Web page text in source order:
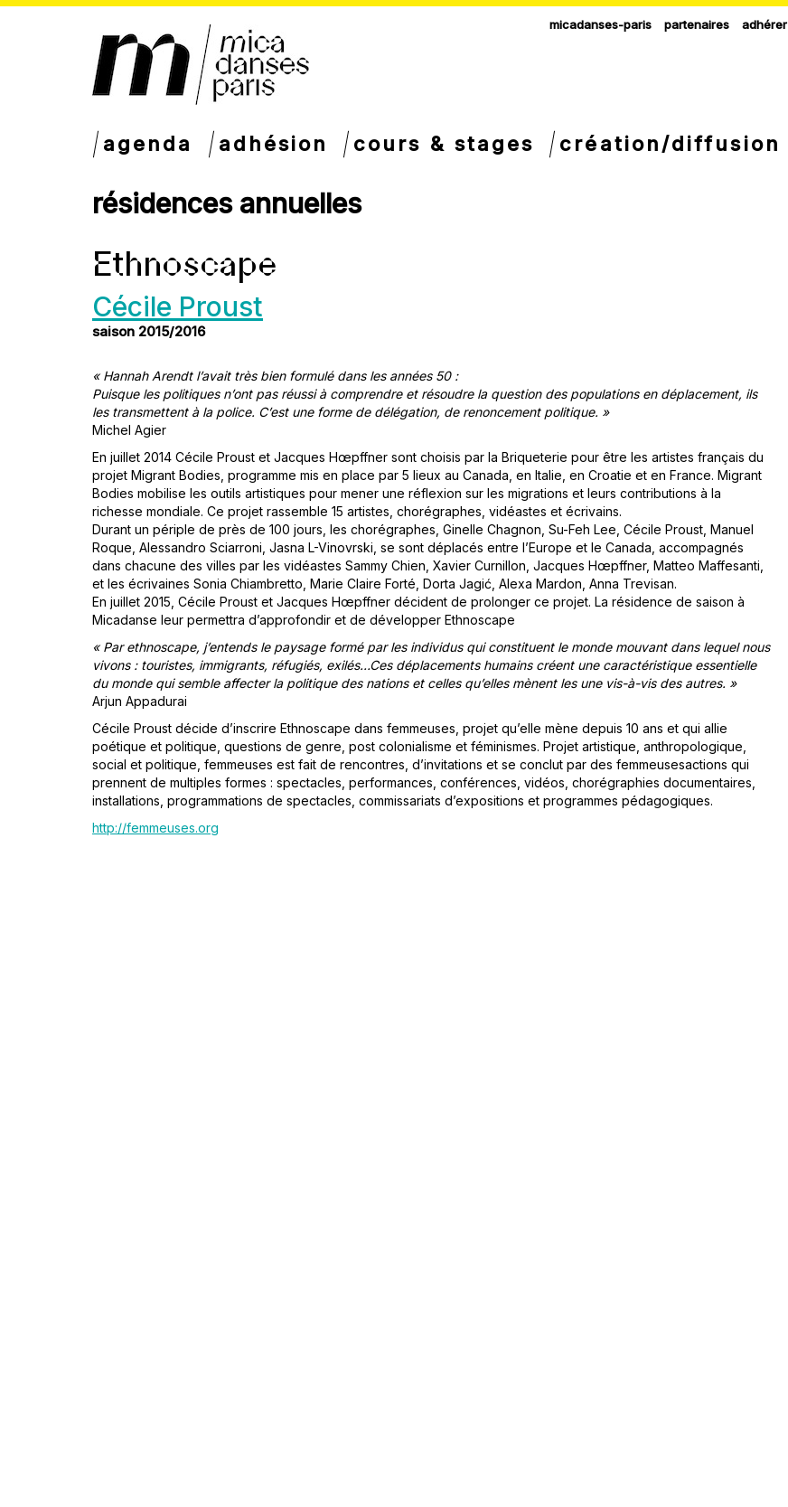
micadanses-paris partenaires adhérer
agenda adhésion cours & stages création/diffusion
résidences annuelles
Ethnoscape
Cécile Proust
saison 2015/2016
« Hannah Arendt l’avait très bien formulé dans les années 50 :
Puisque les politiques n’ont pas réussi à comprendre et résoudre la question des populations en déplacement, ils
les transmettent à la police. C’est une forme de délégation, de renoncement politique. »
Michel Agier
En juillet 2014 Cécile Proust et Jacques Hœpffner sont choisis par la Briqueterie pour être les artistes français du
projet Migrant Bodies, programme mis en place par 5 lieux au Canada, en Italie, en Croatie et en France. Migrant
Bodies mobilise les outils artistiques pour mener une réflexion sur les migrations et leurs contributions à la
richesse mondiale. Ce projet rassemble 15 artistes, chorégraphes, vidéastes et écrivains.
Durant un périple de près de 100 jours, les chorégraphes, Ginelle Chagnon, Su-Feh Lee, Cécile Proust, Manuel
Roque, Alessandro Sciarroni, Jasna L-Vinovrski, se sont déplacés entre l’Europe et le Canada, accompagnés
dans chacune des villes par les vidéastes Sammy Chien, Xavier Curnillon, Jacques Hœpffner, Matteo Maffesanti,
et les écrivaines Sonia Chiambretto, Marie Claire Forté, Dorta Jagić, Alexa Mardon, Anna Trevisan.
En juillet 2015, Cécile Proust et Jacques Hœpffner décident de prolonger ce projet. La résidence de saison à
Micadanse leur permettra d’approfondir et de développer Ethnoscape
« Par ethnoscape, j’entends le paysage formé par les individus qui constituent le monde mouvant dans lequel nous
vivons : touristes, immigrants, réfugiés, exilés…Ces déplacements humains créent une caractéristique essentielle
du monde qui semble affecter la politique des nations et celles qu’elles mènent les une vis-à-vis des autres. »
Arjun Appadurai
Cécile Proust décide d’inscrire Ethnoscape dans femmeuses, projet qu’elle mène depuis 10 ans et qui allie
poétique et politique, questions de genre, post colonialisme et féminismes. Projet artistique, anthropologique,
social et politique, femmeuses est fait de rencontres, d’invitations et se conclut par des femmeusesactions qui
prennent de multiples formes : spectacles, performances, conférences, vidéos, chorégraphies documentaires,
installations, programmations de spectacles, commissariats d’expositions et programmes pédagogiques.
http://femmeuses.org